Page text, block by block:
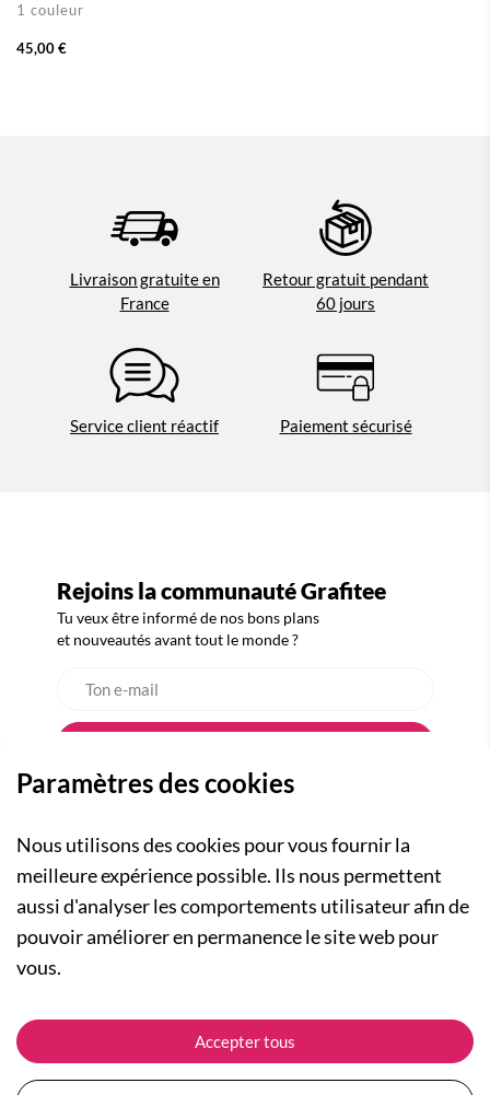
1 couleur
45,00 €
Livraison gratuite en
France
Retour gratuit pendant
60 jours
Service client réactif Paiement sécurisé
Rejoins la communauté Grafitee
Tu veux être informé de nos bons plans
et nouveautés avant tout le monde ?
A PROPOS
Qui sommes-nous ?
Actualités
Nos engagements
Plan du site
NOS RUBRIQUES
Collection Femme
Collection Enfants
ASSISTANCE
Suivre ma commande
Expédition et livraison
Paramètres des cookies
Nous utilisons des cookies pour vous fournir la
meilleure expérience possible. Ils nous permettent
aussi d'analyser les comportements utilisateur afin de
pouvoir améliorer en permanence le site web pour
vous.
Accepter tous